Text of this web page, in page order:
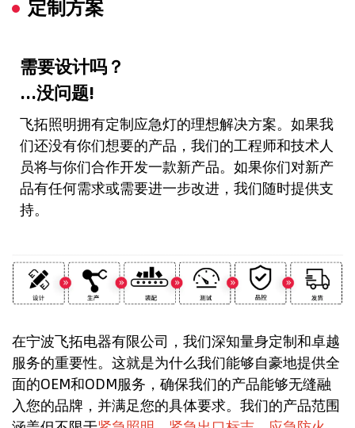
定制方案
需要设计吗？
...没问题!
飞拓照明拥有定制应急灯的理想解决方案。如果我
们还没有你们想要的产品，我们的工程师和技术人
员将与你们合作开发一款新产品。如果你们对新产
品有任何需求或需要进一步改进，我们随时提供支
持。
在宁波飞拓电器有限公司，我们深知量身定制和卓越
服务的重要性。这就是为什么我们能够自豪地提供全
面的OEM和ODM服务，确保我们的产品能够无缝融
入您的品牌，并满足您的具体要求。我们的产品范围